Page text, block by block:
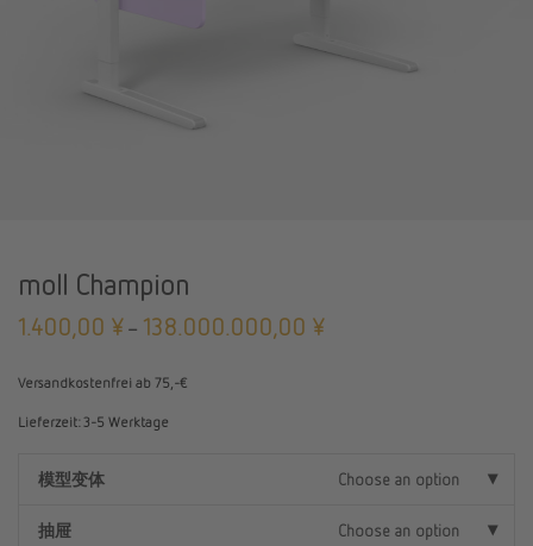
moll Champion
1.400,00 ¥ – 138.000.000,00 ¥
Versandkostenfrei ab 75,-€
Lieferzeit:3-5 Werktage
模型变体 Choose an option
抽屉 Choose an option